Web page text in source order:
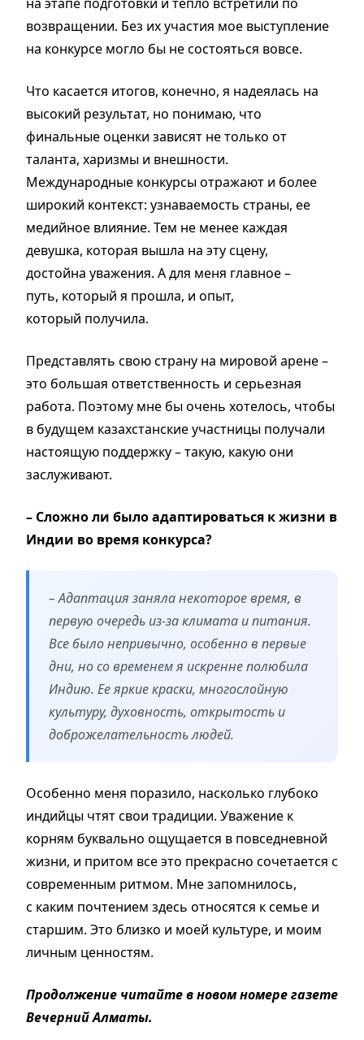
возвращении. Без их участия мое выступление
на конкурсе могло бы не состояться вовсе.
Что касается итогов, конечно, я надеялась на
высокий результат, но понимаю, что
финальные оценки зависят не только от
таланта, харизмы и внешности.
Международные конкурсы отражают и более
широкий контекст: узнаваемость страны, ее
медийное влияние. Тем не менее каждая
девушка, которая вышла на эту сцену,
достойна уважения. А для меня главное –
путь, который я прошла, и опыт,
который получила.
Представлять свою страну на мировой арене –
это большая ответственность и серьезная
работа. Поэтому мне бы очень хотелось, чтобы
в будущем казахстанские участницы получали
настоящую поддержку – такую, какую они
заслуживают.
– Сложно ли было адаптироваться к жизни в
Индии во время конкурса?
– Адаптация заняла некоторое время, в
первую очередь из-за климата и питания.
Все было непривычно, особенно в первые
дни, но со временем я искренне полюбила
Индию. Ее яркие краски, многослойную
культуру, духовность, открытость и
доброжелательность людей.
Особенно меня поразило, насколько глубоко
индийцы чтят свои традиции. Уважение к
корням буквально ощущается в повседневной
жизни, и притом все это прекрасно сочетается с
современным ритмом. Мне запомнилось,
с каким почтением здесь относятся к семье и
старшим. Это близко и моей культуре, и моим
личным ценностям.
Продолжение читайте в новом номере газете
Вечерний Алматы.